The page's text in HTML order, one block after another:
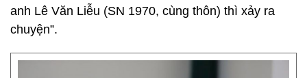
anh Lê Văn Liễu (SN 1970, cùng thôn) thì xảy ra
chuyện”.